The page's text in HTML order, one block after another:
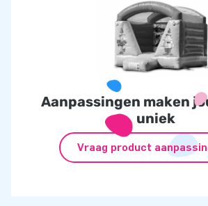
Aanpassingen maken
uniek
Vraag product